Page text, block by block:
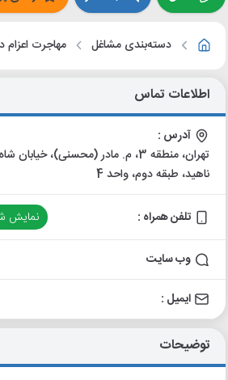
دسته‌بندی مشاغل مهاجرت اعزام
اطلاعات تماس
آدرس :
ناهید، طبقه دوم، واحد 4
تلفن همراه : نمایش
وب سایت
ایمیل :
توضیحات